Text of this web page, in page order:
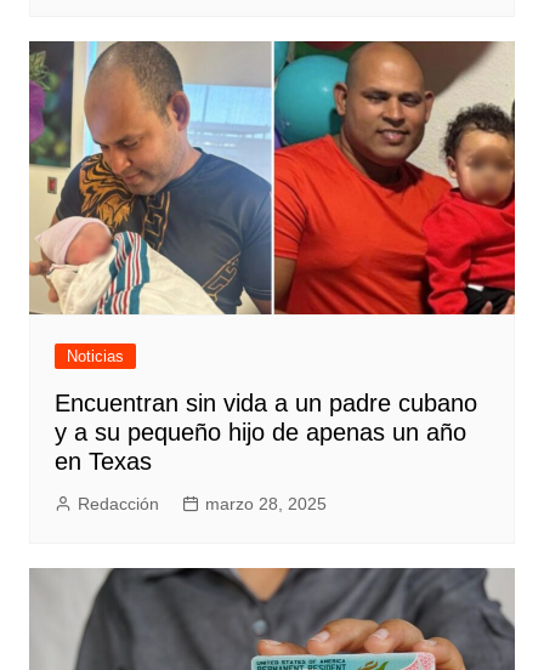
Noticias
Encuentran sin vida a un padre cubano
y a su pequeño hijo de apenas un año
en Texas
Redacción marzo 28, 2025